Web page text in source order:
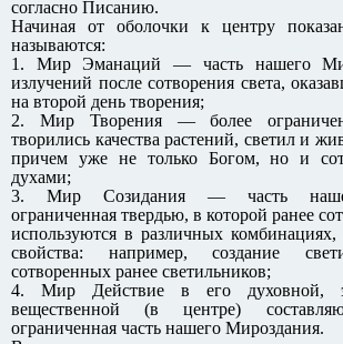
согласно Писанию.
Начиная от оболочки к центру
называются:
1. Мир Эманаций — часть нашего
излучений после сотворения света,
на второй день творения;
2. Мир Творения — более
творились качества растений, светил и
причем уже не только Богом, но и
духами;
3. Мир Созидания — часть
ограниченная твердью, в которой ранее
используются в различных
свойства: например, создание
сотворенных ранее светильников;
4. Мир Действие в его духовной,
вещественной (в центре)
ограниченная часть нашего Мироздания.